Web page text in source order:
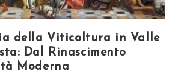
della Viticoltura in Valle
Dal Rinascimento
Moderna